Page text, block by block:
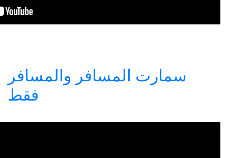
والمسافر